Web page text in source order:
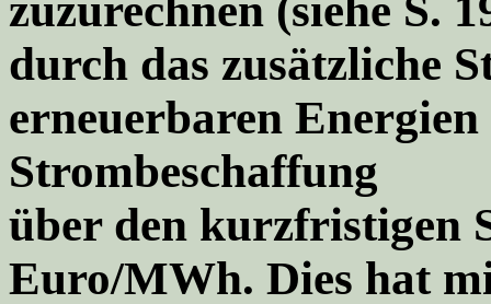
durch das zusätzliche
erneuerbaren
Strombeschaffung
über den kurzfristigen
Euro/MWh. Dies hat